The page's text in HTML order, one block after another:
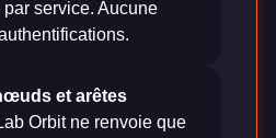
service. Aucune
et arêtes
Orbit ne renvoie que